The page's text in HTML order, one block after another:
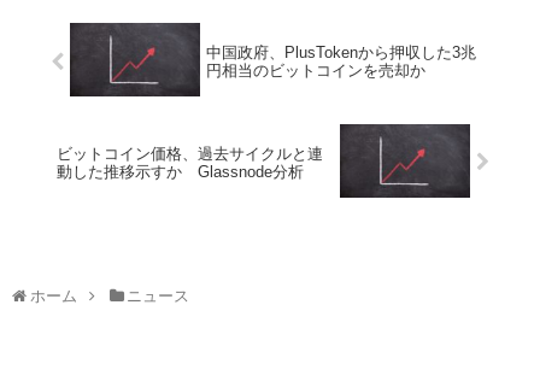
中国政府、PlusTokenから押収した3兆
円相当のビットコインを売却か
ビットコイン価格、過去サイクルと連
動した推移示すか Glassnode分析
ホーム ニュース